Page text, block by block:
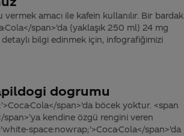
amacı ile kafein kullanılır. Bir bardak
span>’da (yaklaşık 250 ml) 24 mg
bilgi edinmek için, infografiğimizi
dogrumu
Cola</span>'da böcek yoktur. <span
kendine özgü rengini veren
space:nowrap;'>Coca-Cola</span>'da